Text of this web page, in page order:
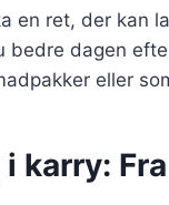
en ret, der kan
bedre dagen
eller
karry: